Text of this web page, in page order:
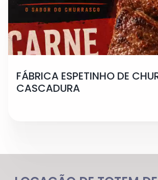
FÁBRICA ESPETINHO DE
CASCADURA